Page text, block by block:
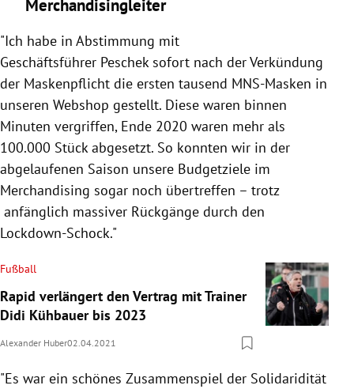
Merchandisingleiter
"Ich habe in Abstimmung mit
Geschäftsführer Peschek sofort nach der Verkündung
der Maskenpflicht die ersten tausend MNS-Masken in
unseren Webshop gestellt. Diese waren binnen
Minuten vergriffen, Ende 2020 waren mehr als
100.000 Stück abgesetzt. So konnten wir in der
abgelaufenen Saison unsere Budgetziele im
Merchandising sogar noch übertreffen – trotz
anfänglich massiver Rückgänge durch den
Lockdown-Schock."
Fußball
Rapid verlängert den Vertrag mit Trainer
Didi Kühbauer bis 2023
Alexander Huber02.04.2021
"Es war ein schönes Zusammenspiel der Solidaridität